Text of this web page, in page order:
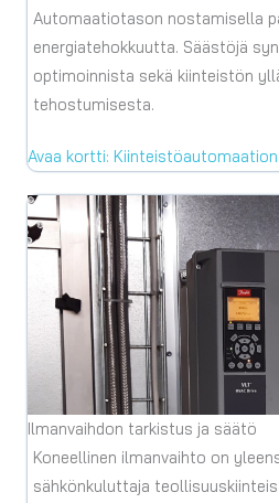
Automaatiotason nostamisella
energiatehokkuutta. Säästöjä
optimoinnista sekä kiinteistön
tehostumisesta.
Avaa kortti:
Ilmanvaihdon tarkistus ja säätö
Koneellinen ilmanvaihto on
sähkönkuluttaja